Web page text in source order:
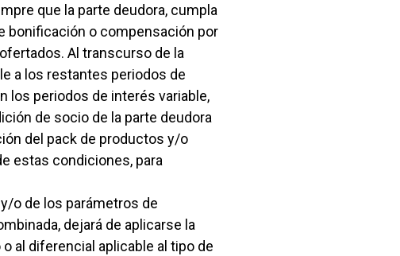
que la parte deudora, cumpla
bonificación o compensación por
Al transcurso de la
a los restantes periodos de
los periodos de interés variable,
de socio de la parte deudora
del pack de productos y/o
estas condiciones, para
o de los parámetros de
dejará de aplicarse la
al diferencial aplicable al tipo de